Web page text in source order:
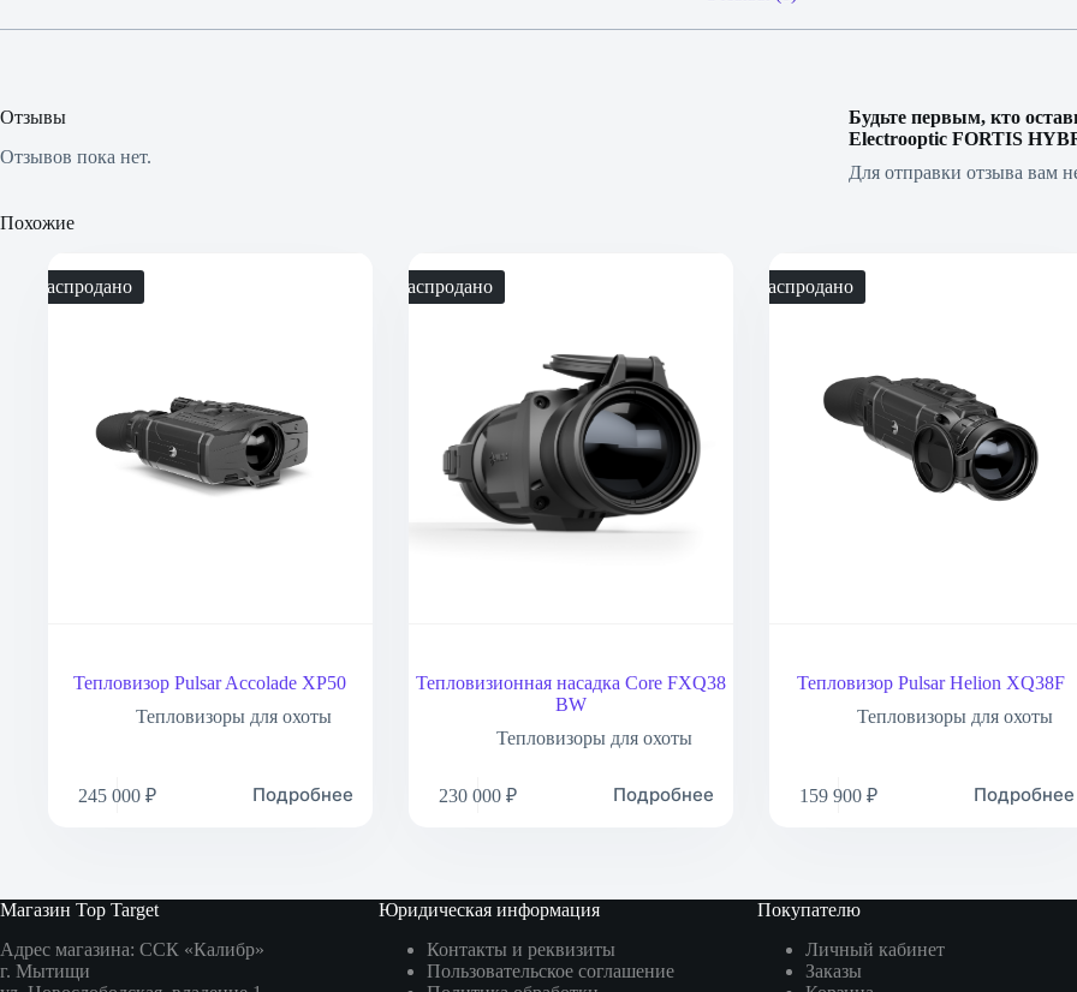
Отзывы
Отзывов пока нет.
Будьте первым, кто
Electrooptic FORTIS
Для отправки отзыва вам
Похожие
Распродано
Тепловизор Pulsar Accolade XP50
Тепловизоры для охоты
245 000 ₽ Подробнее
Распродано
Тепловизионная насадка Core FXQ38
BW
Тепловизоры для охоты
230 000 ₽ Подробнее
Распродано
Тепловизор Pulsar Helion XQ38F
Тепловизоры для охоты
159 900 ₽ Подробнее
Магазин Top Target
Адрес магазина: ССК «Калибр»
г. Мытищи
Юридическая информация
Контакты и реквизиты
Пользовательское соглашение
Покупателю
Личный кабинет
Заказы